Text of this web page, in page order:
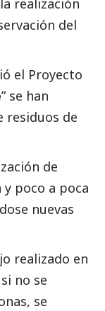
realización
del
el Proyecto
” se han
residuos de
de
poco a poca
nuevas
realizado en
no se
se